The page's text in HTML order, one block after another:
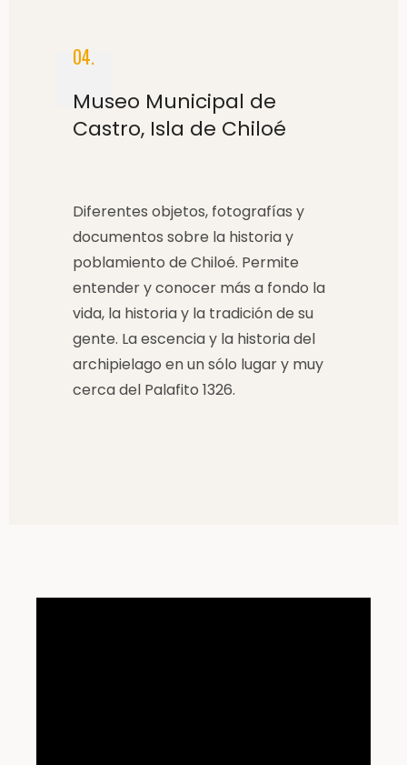
04.
Museo Municipal de
Castro, Isla de Chiloé
Diferentes objetos, fotografías y
documentos sobre la historia y
poblamiento de Chiloé. Permite
entender y conocer más a fondo la
vida, la historia y la tradición de su
gente. La escencia y la historia del
archipielago en un sólo lugar y muy
cerca del Palafito 1326.